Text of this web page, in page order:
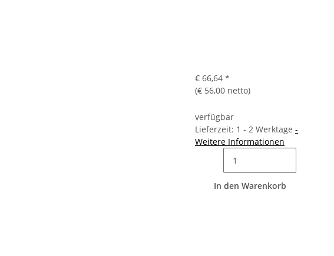
€ 66,64 *
(€ 56,00 netto)
verfügbar
Lieferzeit: 1 - 2 Werktage -
Weitere Informationen
In den Warenkorb